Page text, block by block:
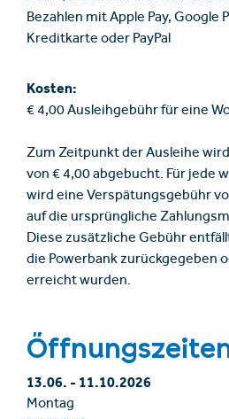
Bezahlen mit Apple Pay, Google
Kreditkarte oder PayPal
Kosten:
€ 4,00 Ausleihgebühr für eine
Zum Zeitpunkt der Ausleihe
von € 4,00 abgebucht. Für jede
wird eine Verspätungsgebühr
auf die ursprüngliche
Diese zusätzliche Gebühr
die Powerbank zurückgegeben
erreicht wurden.
13.06.-11.10.2026
Montag